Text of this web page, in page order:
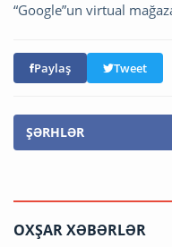
“Google”un virtual
Paylaş Tweet
ŞƏRHLƏR
OXŞAR XƏBƏRLƏR